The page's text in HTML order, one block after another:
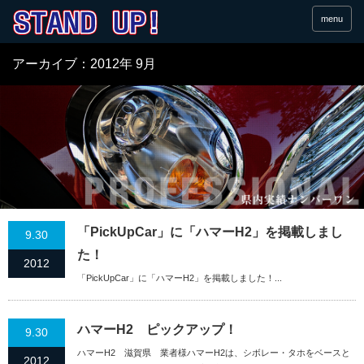
menu
アーカイブ：2012年 9月
9.30
2012
「PickUpCar」に「ハマーH2」を掲載しまし
た！
「PickUpCar」に「ハマーH2」を掲載しました！...
9.30
2012
ハマーH2 ピックアップ！
ハマーH2 滋賀県 業者様ハマーH2は、シボレー・タホをベースと